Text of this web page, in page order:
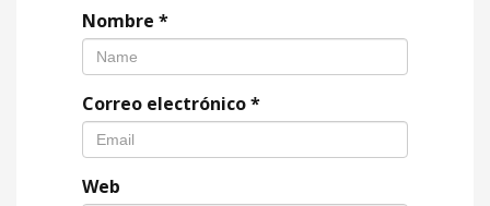
Nombre *
Correo electrónico*
Web